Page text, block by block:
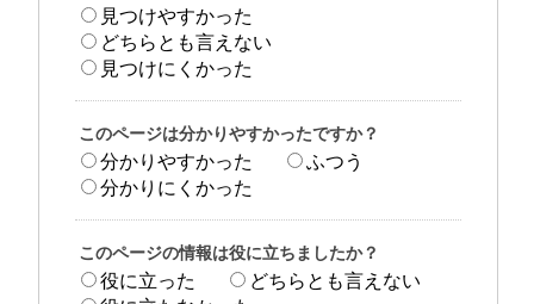
見つけやすかった
どちらとも言えない
見つけにくかった
このページは分かりやすかったですか？
分かりやすかった
ふつう
分かりにくかった
このページの情報は役に立ちましたか？
役に立った
どちらとも言えない